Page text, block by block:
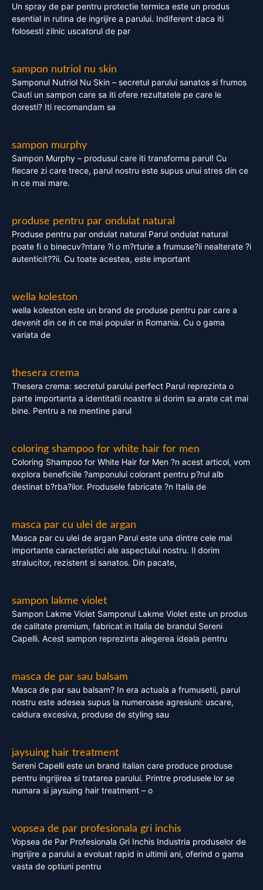
Un spray de par pentru protectie termica este un produs
esential in rutina de ingrijire a parului. Indiferent daca iti
folosesti zilnic uscatorul de par
sampon nutriol nu skin
Samponul Nutriol Nu Skin – secretul parului sanatos si frumos
Cauti un sampon care sa iti ofere rezultatele pe care le
doresti? Iti recomandam sa
sampon murphy
Sampon Murphy – produsul care iti transforma parul! Cu
fiecare zi care trece, parul nostru este supus unui stres din ce
in ce mai mare.
produse pentru par ondulat natural
Produse pentru par ondulat natural Parul ondulat natural
poate fi o binecuv?ntare ?i o m?rturie a frumuse?ii nealterate ?i
autenticit??ii. Cu toate acestea, este important
wella koleston
wella koleston este un brand de produse pentru par care a
devenit din ce in ce mai popular in Romania. Cu o gama
variata de
thesera crema
Thesera crema: secretul parului perfect Parul reprezinta o
parte importanta a identitatii noastre si dorim sa arate cat mai
bine. Pentru a ne mentine parul
coloring shampoo for white hair for men
Coloring Shampoo for White Hair for Men ?n acest articol, vom
explora beneficiile ?amponului colorant pentru p?rul alb
destinat b?rba?ilor. Produsele fabricate ?n Italia de
masca par cu ulei de argan
Masca par cu ulei de argan Parul este una dintre cele mai
importante caracteristici ale aspectului nostru. Il dorim
stralucitor, rezistent si sanatos. Din pacate,
sampon lakme violet
Sampon Lakme Violet Samponul Lakme Violet este un produs
de calitate premium, fabricat in Italia de brandul Sereni
Capelli. Acest sampon reprezinta alegerea ideala pentru
masca de par sau balsam
Masca de par sau balsam? In era actuala a frumusetii, parul
nostru este adesea supus la numeroase agresiuni: uscare,
caldura excesiva, produse de styling sau
jaysuing hair treatment
Sereni Capelli este un brand italian care produce produse
pentru ingrijirea si tratarea parului. Printre produsele lor se
numara si jaysuing hair treatment – o
vopsea de par profesionala gri inchis
Vopsea de Par Profesionala Gri Inchis Industria produselor de
ingrijire a parului a evoluat rapid in ultimii ani, oferind o gama
vasta de optiuni pentru